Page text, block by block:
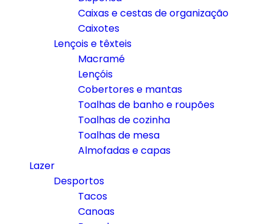
Caixas e cestas de organização
Caixotes
Lençois e têxteis
Macramé
Lençóis
Cobertores e mantas
Toalhas de banho e roupões
Toalhas de cozinha
Toalhas de mesa
Almofadas e capas
Lazer
Desportos
Tacos
Canoas